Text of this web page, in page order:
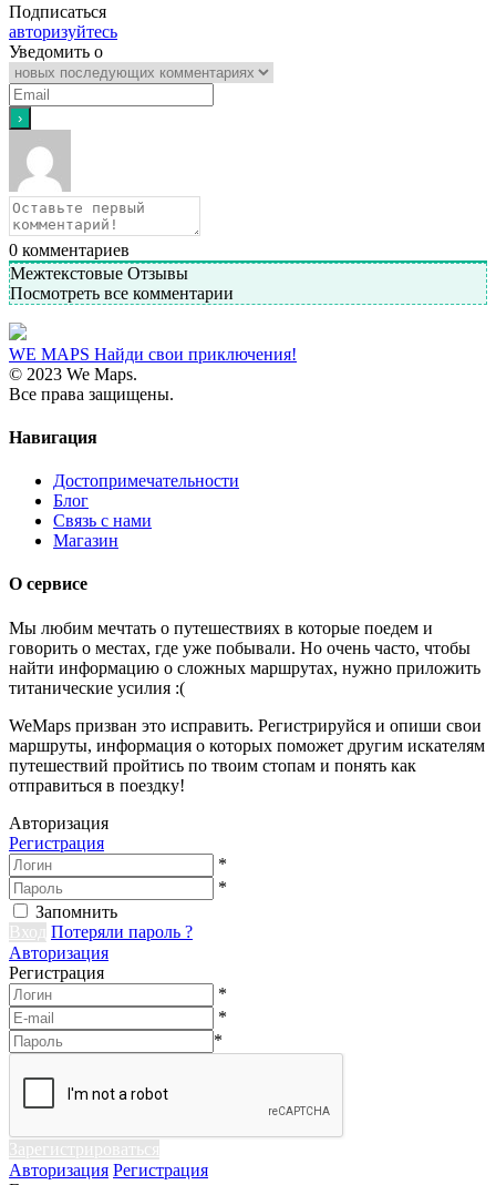
Подписаться
авторизуйтесь
Уведомить о
0 комментариев
Межтекстовые Отзывы
Посмотреть все комментарии
WE MAPS Найди свои приключения!
© 2023 We Maps.
Все права защищены.
Навигация
Достопримечательности
Блог
Связь с нами
Магазин
О сервисе
Мы любим мечтать о путешествиях в которые поедем и
говорить о местах, где уже побывали. Но очень часто, чтобы
найти информацию о сложных маршрутах, нужно приложить
титанические усилия :(
WeMaps призван это исправить. Регистрируйся и опиши свои
маршруты, информация о которых поможет другим искателям
путешествий пройтись по твоим стопам и понять как
отправиться в поездку!
Авторизация
Регистрация
*
*
Запомнить
Вход
Потеряли пароль ?
Авторизация
Регистрация
*
*
*
Зарегистрироваться
Авторизация Регистрация